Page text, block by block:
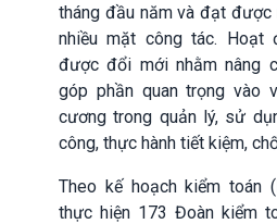
tháng đầu năm và đạt
nhiều mặt công tác. Hoạt
được đổi mới nhằm nâng
góp phần quan trọng vào
cương trong quản lý, sử
công, thực hành tiết kiệm,
Theo kế hoạch kiểm toán
thực hiện 173 Đoàn kiểm